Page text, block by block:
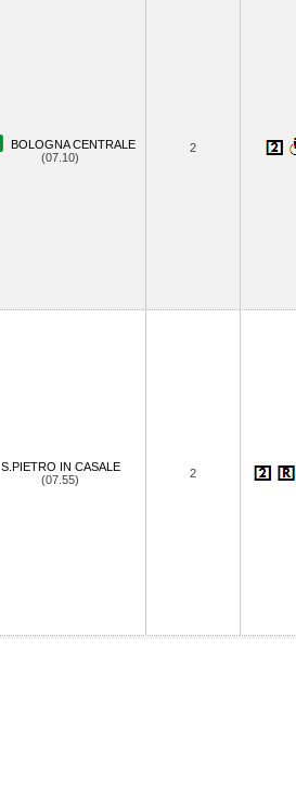
BOLOGNA CENTRALE
(07.10)
2
S.PIETRO IN CASALE
(07.55)
2